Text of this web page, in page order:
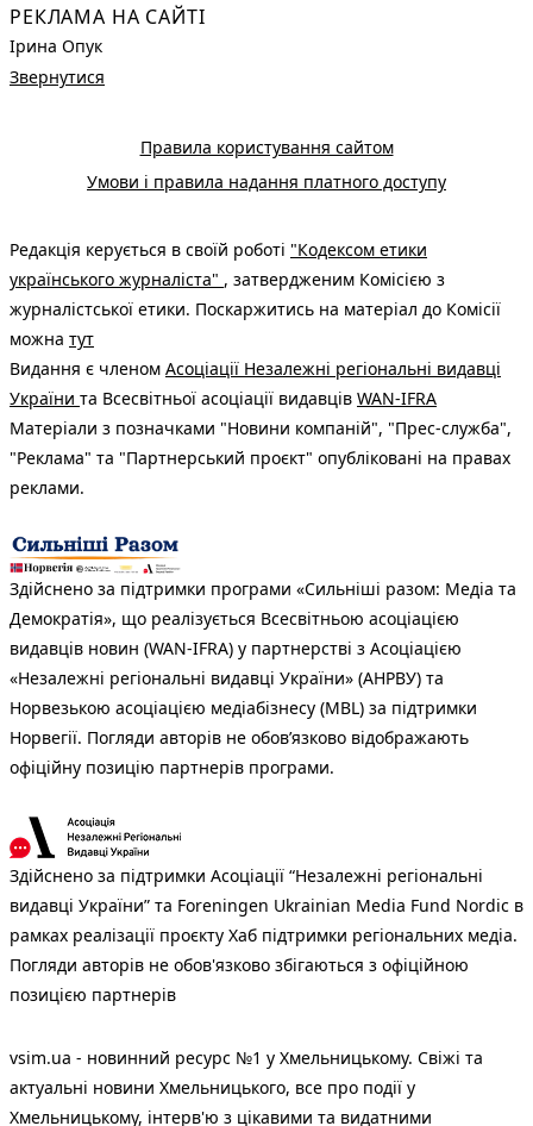
РЕКЛАМА НА САЙТІ
Ірина Опук
Звернутися
Правила користування сайтом
Умови і правила надання платного доступу
Редакція керується в своїй роботі "Кодексом етики
українського журналіста" , затвердженим Комісією з
журналістської етики. Поскаржитись на матеріал до Комісії
можна тут
Видання є членом Асоціації Незалежні регіональні видавці
України та Всесвітньої асоціації видавців WAN-IFRA
Матеріали з позначками "Новини компаній", "Прес-служба",
"Реклама" та "Партнерський проєкт" опубліковані на правах
реклами.
Здійснено за підтримки програми «Сильніші разом: Медіа та
Демократія», що реалізується Всесвітньою асоціацією
видавців новин (WAN-IFRA) у партнерстві з Асоціацією
«Незалежні регіональні видавці України» (АНРВУ) та
Норвезькою асоціацією медіабізнесу (MBL) за підтримки
Норвегії. Погляди авторів не обов’язково відображають
офіційну позицію партнерів програми.
Здійснено за підтримки Асоціації “Незалежні регіональні
видавці України” та Foreningen Ukrainian Media Fund Nordic в
рамках реалізації проєкту Хаб підтримки регіональних медіа.
Погляди авторів не обов'язково збігаються з офіційною
позицією партнерів
vsim.ua - новинний ресурс №1 у Хмельницькому. Свіжі та
актуальні новини Хмельницького, все про події у
Хмельницькому, інтерв'ю з цікавими та видатними